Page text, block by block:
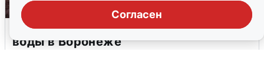
Согласен
Опубликована карта отключений
воды в Воронеже